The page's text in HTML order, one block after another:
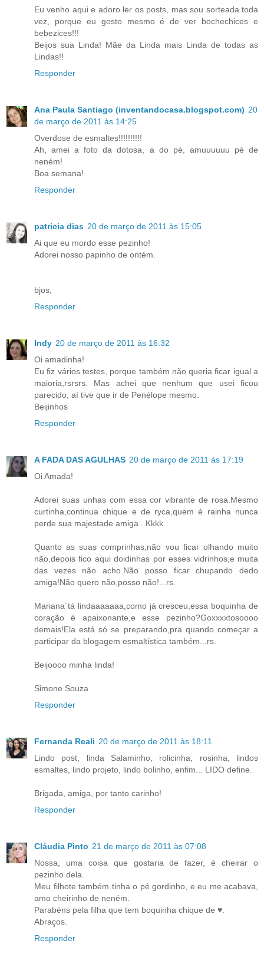
Eu venho aqui e adoro ler os posts, mas sou sorteada toda
vez, porque eu gosto mesmo é de ver bochechices e
bebezices!!!
Beijos sua Linda! Mãe da Linda mais Linda de todas as
Lindas!!
Responder
Ana Paula Santiago (inventandocasa.blogspot.com) 20
de março de 2011 às 14:25
Overdose de esmaltes!!!!!!!!!!
Ah, amei a foto da dotosa, a do pé, amuuuuuu pé de
neném!
Boa semana!
Responder
patricia dias 20 de março de 2011 às 15:05
Ai que eu mordo esse pezinho!
Adorei nosso papinho de ontém.
bjos,
Responder
Indy 20 de março de 2011 às 16:32
Oi amadinha!
Eu fiz vários testes, porque também não queria ficar igual a
maioria,rsrsrs. Mas achei que nenhum que usei ficou
parecido, aí tive que ir de Penélope mesmo.
Beijinhos
Responder
A FADA DAS AGULHAS 20 de março de 2011 às 17:19
Oi Amada!
Adorei suas unhas com essa cor vibrante de rosa.Mesmo
curtinha,continua chique e de ryca,quem é rainha nunca
perde sua majestade amiga...Kkkk.
Quanto as suas comprinhas,não vou ficar olhando muito
não,depois fico aqui doidinhas por esses vidrinhos,e muita
das vezes não acho.Não posso ficar chupando dedo
amiga!Não quero não,posso não!...rs.
Mariana´tá lindaaaaaaa,como já cresceu,essa boquinha de
coração é apaixonante,e esse pezinho?Goxxxxtosoooo
demais!Ela está só se preparando,pra quando começar a
participar da blogagem esmaltística também...rs.
Beijoooo minha linda!
Simone Souza
Responder
Fernanda Reali 20 de março de 2011 às 18:11
Lindo post, linda Salaminho, rolicinha, rosinha, lindos
esmaltes, lindo projeto, lindo bolinho, enfim... LIDO define.
Brigada, amiga, por tanto carinho!
Responder
Cláudia Pinto 21 de março de 2011 às 07:08
Nossa, uma coisa que gostaria de fazer, é cheirar o
pezinho dela.
Meu filhote também tinha o pé gordinho, e eu me acabava,
amo cheirinho de neném.
Parabéns pela filha que tem boquinha chique de ♥.
Abraços.
Responder